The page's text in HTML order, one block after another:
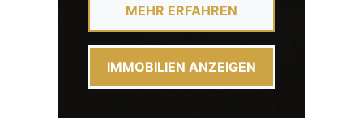
MEHR ERFAHREN
IMMOBILIEN ANZEIGEN